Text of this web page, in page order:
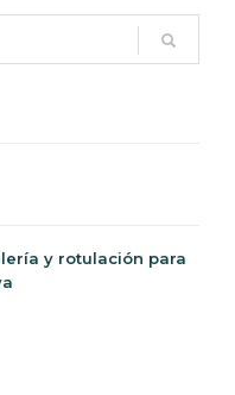
y rotulación para